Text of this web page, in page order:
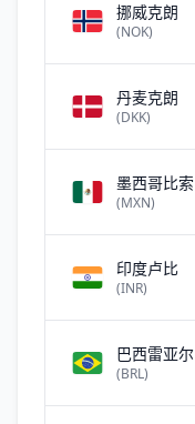
挪威克朗
(NOK)
丹麦克朗
(DKK)
墨西哥比索
(MXN)
印度卢比
(INR)
巴西雷亚尔
(BRL)